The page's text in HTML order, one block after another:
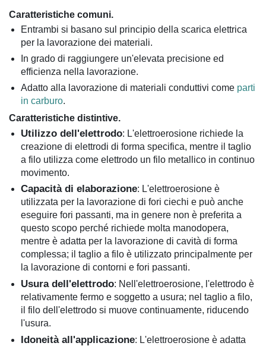
Caratteristiche comuni.
Entrambi si basano sul principio della scarica elettrica
per la lavorazione dei materiali.
In grado di raggiungere un'elevata precisione ed
efficienza nella lavorazione.
Adatto alla lavorazione di materiali conduttivi come parti
in carburo.
Caratteristiche distintive.
Utilizzo dell'elettrodo: L'elettroerosione richiede la
creazione di elettrodi di forma specifica, mentre il taglio
a filo utilizza come elettrodo un filo metallico in continuo
movimento.
Capacità di elaborazione: L'elettroerosione è
utilizzata per la lavorazione di fori ciechi e può anche
eseguire fori passanti, ma in genere non è preferita a
questo scopo perché richiede molta manodopera,
mentre è adatta per la lavorazione di cavità di forma
complessa; il taglio a filo è utilizzato principalmente per
la lavorazione di contorni e fori passanti.
Usura dell'elettrodo: Nell'elettroerosione, l'elettrodo è
relativamente fermo e soggetto a usura; nel taglio a filo,
il filo dell'elettrodo si muove continuamente, riducendo
l'usura.
Idoneità all'applicazione: L'elettroerosione è adatta